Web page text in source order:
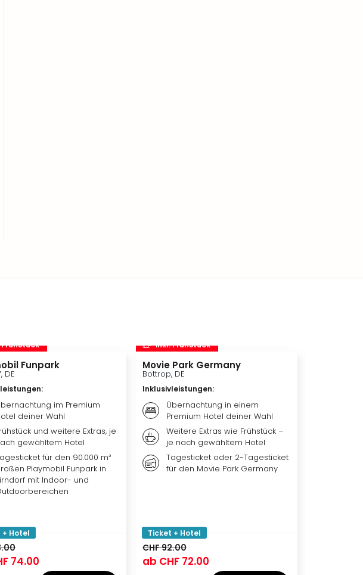
Frühstück
Funpark
DE
:
im Premium
deiner Wahl
und weitere Extras, je
gewähltem Hotel
für den 90.000 m²
Playmobil Funpark in
mit Indoor- und
+ Hotel
74.00
inkl. Frühstück
Movie Park Germany
Bottrop, DE
Inklusivleistungen:
Übernachtung in einem
Premium Hotel deiner Wahl
Weitere Extras wie Frühstück –
je nach gewähltem Hotel
Tagesticket oder 2-Tagesticket
für den Movie Park Germany
Ticket + Hotel
CHF 92.00
ab CHF 72.00